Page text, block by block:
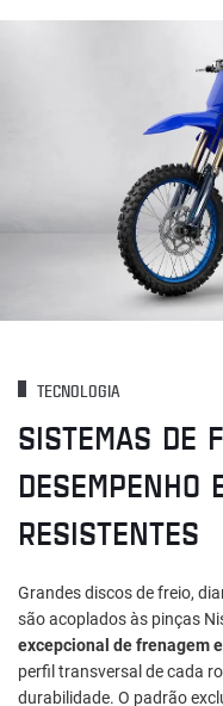
TECNOLOGIA
SISTEMAS DE
DESEMPENHO
RESISTENTES
Grandes discos de freio,
são acoplados às pinças
excepcional de frenagem
perfil transversal de cada
durabilidade. O padrão